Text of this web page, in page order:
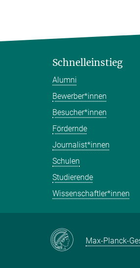
Schnelleinstieg
Alumni
Bewerber*innen
Besucher*innen
Fördernde
Journalist*innen
Schulen
Studierende
Wissenschaftler*innen
Max-Planck-